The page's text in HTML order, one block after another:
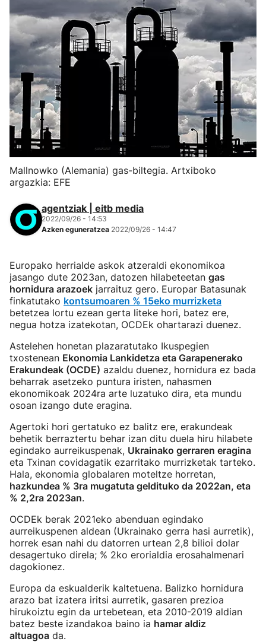
Mallnowko (Alemania) gas-biltegia. Artxiboko
argazkia: EFE
agentziak | eitb media
2022/09/26 - 14:53
Azken eguneratzea 2022/09/26 - 14:47
Europako herrialde askok atzeraldi ekonomikoa
jasango dute 2023an, datozen hilabeteetan gas
hornidura arazoek jarraituz gero. Europar Batasunak
finkatutako kontsumoaren % 15eko murrizketa
betetzea lortu ezean gerta liteke hori, batez ere,
negua hotza izatekotan, OCDEk ohartarazi duenez.
Astelehen honetan plazaratutako Ikuspegien
txostenean Ekonomia Lankidetza eta Garapenerako
Erakundeak (OCDE) azaldu duenez, hornidura ez bada
beharrak asetzeko puntura iristen, nahasmen
ekonomikoak 2024ra arte luzatuko dira, eta mundu
osoan izango dute eragina.
Agertoki hori gertatuko ez balitz ere, erakundeak
behetik berraztertu behar izan ditu duela hiru hilabete
egindako aurreikuspenak, Ukrainako gerraren eragina
eta Txinan covidagatik ezarritako murrizketak tarteko.
Hala, ekonomia globalaren moteltze horretan,
hazkundea % 3ra mugatuta geldituko da 2022an, eta
% 2,2ra 2023an.
OCDEk berak 2021eko abenduan egindako
aurreikuspenen aldean (Ukrainako gerra hasi aurretik),
horrek esan nahi du datorren urtean 2,8 bilioi dolar
desagertuko direla; % 2ko erorialdia erosahalmenari
dagokionez.
Europa da eskualderik kaltetuena. Balizko hornidura
arazo bat izatera iritsi aurretik, gasaren prezioa
hirukoiztu egin da urtebetean, eta 2010-2019 aldian
batez beste izandakoa baino ia hamar aldiz
altuagoa da.